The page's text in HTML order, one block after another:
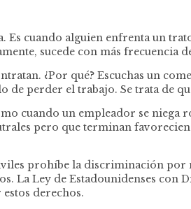
cuando alguien enfrenta un
sucede con más frecuencia
¿Por qué? Escuchas un
perder el trabajo. Se trata de
cuando un empleador se niega
pero que terminan
prohíbe la discriminación
Ley de Estadounidenses con
derechos.